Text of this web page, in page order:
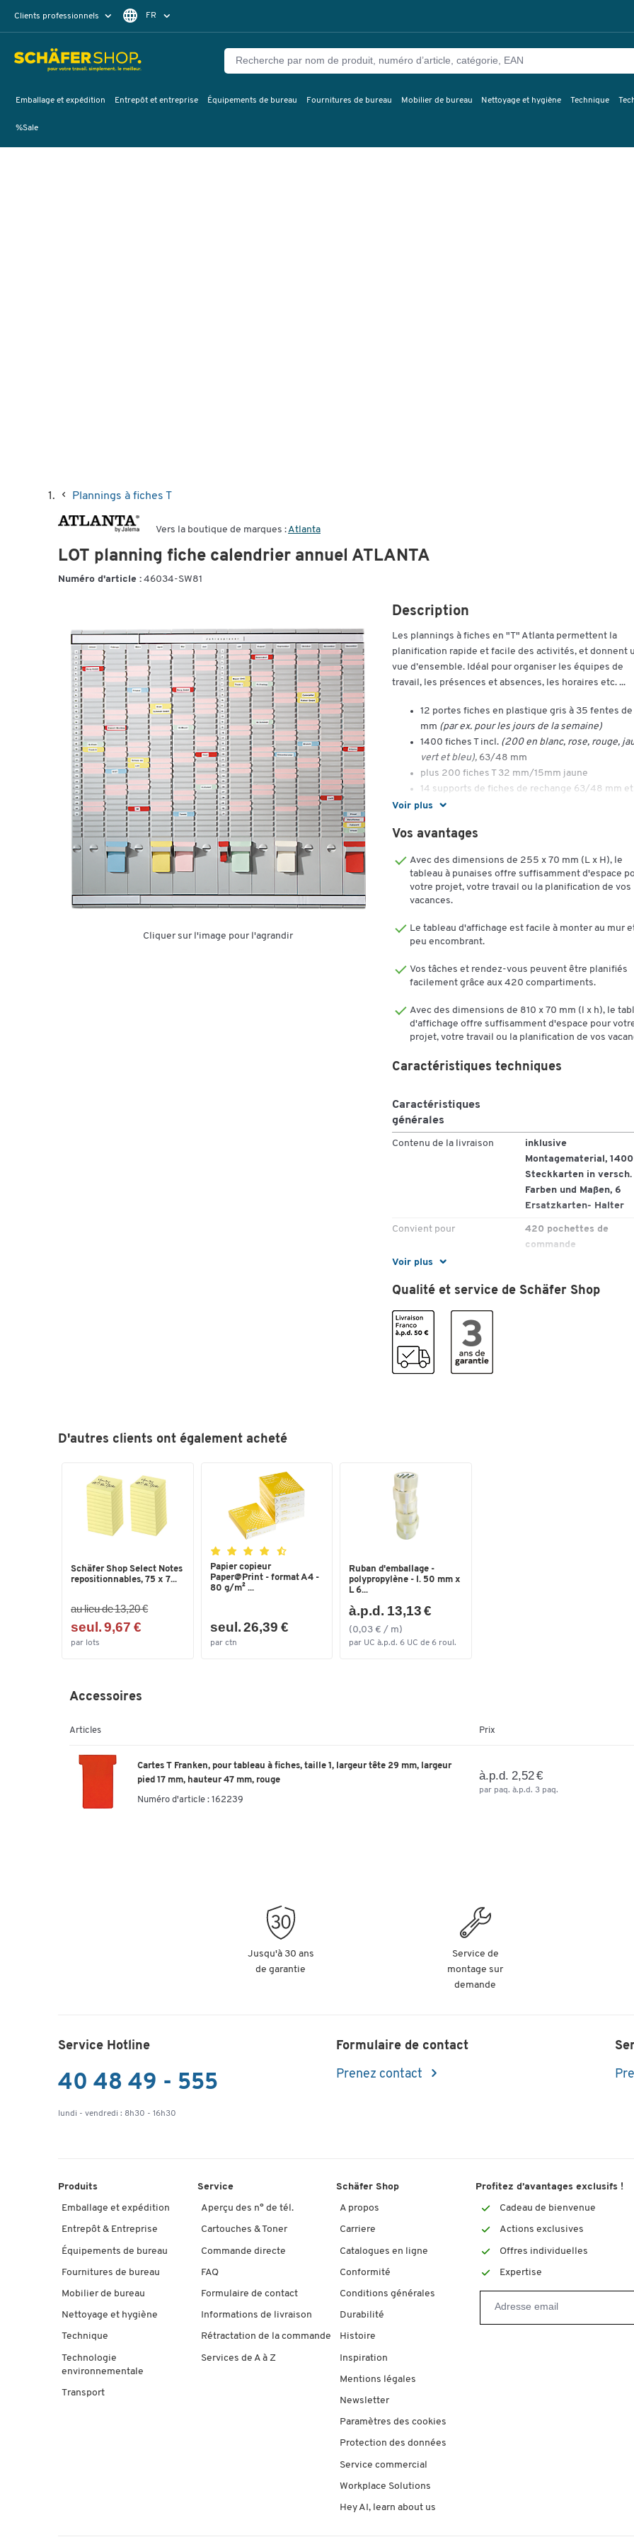
Clients professionnels FR
Emballage et expédition Entrepôt et entreprise Équipements de bureau Fournitures de bureau Mobilier de bureau Nettoyage et hygiène Technique
%Sale
Plannings à fiches T
Vers la boutique de marques :Atlanta
LOT planning fiche calendrier annuel ATLANTA
Numéro d'article : 46034-SW81
Cliquer sur l'image pour l'agrandir
Voir plus
Description
Les plannings à fiches en "T" Atlanta permettent la
planification rapide et facile des activités, et donnent
vue d’ensemble. Idéal pour organiser les équipes de
travail, les présences et absences, les horaires etc. ...
12 portes fiches en plastique gris à 35 fentes de
mm (par ex. pour les jours de la semaine)
1400 fiches T incl. (200 en blanc, rose, rouge,
vert et bleu), 63/48 mm
plus 200 fiches T 32 mm/15mm jaune
14 supports de fiches de rechange 63/48 mm et
support 32/15mm
Dimensions:
- Hauteur 76 cm
- Profondeur 1 cm
Vos avantages
Avec des dimensions de 255 x 70 mm (L x H), le
tableau à punaises offre suffisamment d'espace
votre projet, votre travail ou la planification de vos
vacances.
Le tableau d'affichage est facile à monter au mur
peu encombrant.
Vos tâches et rendez-vous peuvent être planifiés
facilement grâce aux 420 compartiments.
Avec des dimensions de 810 x 70 mm (l x h), le
d'affichage offre suffisamment d'espace pour
projet, votre travail ou la planification de vos
Voir plus
Caractéristiques techniques
Caractéristiques
générales
Contenu de la livraison
inklusive
Montagematerial, 1400
Steckkarten in versch.
Farben und Maßen, 6
Ersatzkarten- Halter
Convient pour
420 pochettes de
commande
Fixation
Matériau plastique
Nombre de rails
Poids (kg)
Couleurs
Largeur (mm)
Qualité et service de Schäfer Shop
D'autres clients ont également acheté
Schäfer Shop Select Notes
repositionnables, 75 x 7...
au lieu de 13,20 €
seul. 9,67 €
par lots
Papier copieur
Paper@Print - format A4 -
80 g/m² ...
seul. 26,39 €
par ctn
Ruban d'emballage -
polypropylène - l. 50 mm x
L 6...
à.p.d. 13,13 €
(0,03 € / m)
par UC à.p.d. 6 UC de 6 roul.
Accessoires
Articles Prix
Cartes T Franken, pour tableau à fiches, taille 1, largeur tête 29 mm, largeur
pied 17 mm, hauteur 47 mm, rouge
Numéro d'article : 162239
à.p.d. 2,52 €
par paq. à.p.d. 3 paq.
Jusqu'à 30 ans
de garantie
Service de
montage sur
demande
Service Hotline
40 48 49 - 555
lundi - vendredi : 8h30 - 16h30
Formulaire de contact
Prenez contact
Produits
Emballage et expédition
Entrepôt & Entreprise
Équipements de bureau
Fournitures de bureau
Mobilier de bureau
Nettoyage et hygiène
Technique
Technologie
environnementale
Transport
Service
Aperçu des n° de tél.
Cartouches & Toner
Commande directe
FAQ
Formulaire de contact
Informations de livraison
Rétractation de la commande
Services de A à Z
Schäfer Shop
A propos
Carriere
Catalogues en ligne
Conformité
Conditions générales
Durabilité
Histoire
Inspiration
Mentions légales
Newsletter
Paramètres des cookies
Protection des données
Service commercial
Workplace Solutions
Hey AI, learn about us
Profitez d’avantages exclusifs !
Cadeau de bienvenue
Actions exclusives
Offres individuelles
Expertise